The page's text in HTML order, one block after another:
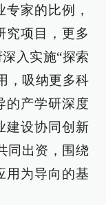
家的比例，
究项目，更多
入实施“探索
，吸纳更多科
的产学研深度
建设协同创新
同出资，围绕
用为导向的基